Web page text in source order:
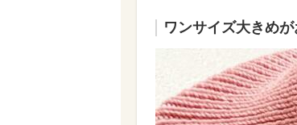
ワンサイズ大きめ